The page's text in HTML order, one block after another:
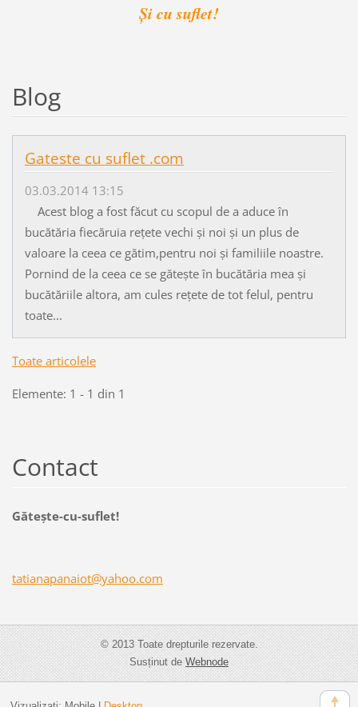
Și cu suflet!
Blog
Gateste cu suflet .com
03.03.2014 13:15
Acest blog a fost făcut cu scopul de a aduce în
bucătăria fiecăruia rețete vechi și noi și un plus de
valoare la ceea ce gătim,pentru noi și familiile noastre.
Pornind de la ceea ce se gătește în bucătăria mea și
bucătăriile altora, am cules rețete de tot felul, pentru
toate...
Toate articolele
Elemente: 1 - 1 din 1
Contact
Găteşte-cu-suflet!
tatianapanaiot@yahoo.com
© 2013 Toate drepturile rezervate.
Susținut deWebnode